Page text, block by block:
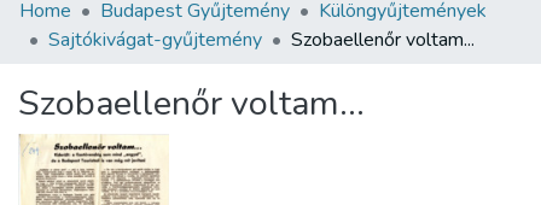
Communities & Collections
Statistics
About us
Home Budapest Gyűjtemény
Különgyűjtemények
Sajtókivágat-gyűjtemény
Szobaellenőr voltam...
Szobaellenőr voltam...